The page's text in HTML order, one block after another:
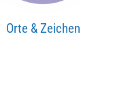
Orte & Zeichen